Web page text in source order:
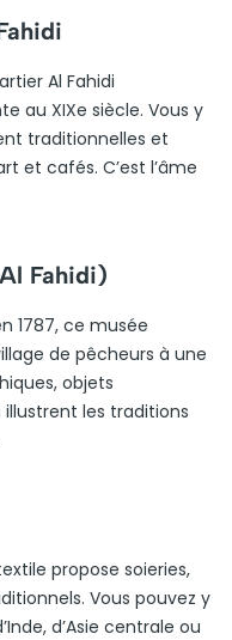
Al Fahidi
au XIXe siècle. Vous y
traditionnelles et
et cafés. C’est l’âme
Fahidi)
1787, ce musée
de pêcheurs à une
objets
les traditions
propose soieries,
Vous pouvez y
d’Asie centrale ou